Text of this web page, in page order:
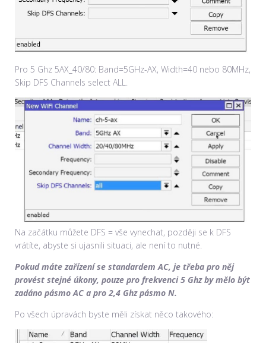
Pro 5 Ghz 5AX_40/80: Band=5GHz-AX, Width=40 nebo 80MHz,
Skip DFS Channels select ALL.
Na začátku můžete DFS = vše vynechat, později se k DFS
vrátíte, abyste si ujasnili situaci, ale není to nutné.
Pokud máte zařízení se standardem AC, je třeba pro něj
provést stejné úkony, pouze pro frekvenci 5 Ghz by mělo být
zadáno pásmo AC a pro 2,4 Ghz pásmo N.
Po všech úpravách byste měli získat něco takového: